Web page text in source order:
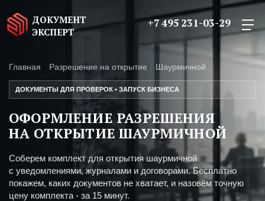
ДОКУМЕНТ
ЭКСПЕРТ
+7 495 231-03-29
Главная Разрешение на открытие Шаурмичной
ДОКУМЕНТЫ ДЛЯ ПРОВЕРОК • ЗАПУСК БИЗНЕСА
ОФОРМЛЕНИЕ РАЗРЕШЕНИЯ
НА ОТКРЫТИЕ ШАУРМИЧНОЙ
Соберем комплект для открытия шаурмичной
с уведомлениями, журналами и договорами. Бесплатно
покажем, каких документов не хватает, и назовём точную
цену комплекта - за 15 минут.